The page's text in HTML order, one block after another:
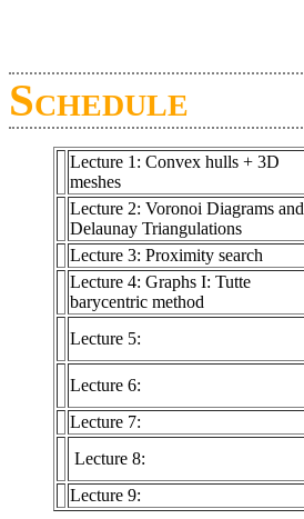
Schedule
Lecture 1: Convex hulls + 3D
meshes
Lecture 2: Voronoi Diagrams and
Delaunay Triangulations
Lecture 3: Proximity search
Lecture 4: Graphs I: Tutte
barycentric method
Lecture 5:
Lecture 6:
Lecture 7:
Lecture 8:
Lecture 9: